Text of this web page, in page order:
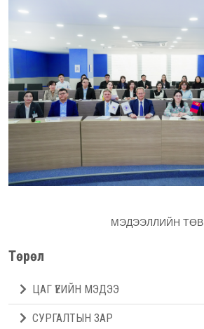
МЭДЭЭЛЛИЙН ТӨВ
Төрөл
ЦАГ ҮЕИЙН МЭДЭЭ
СУРГАЛТЫН ЗАР